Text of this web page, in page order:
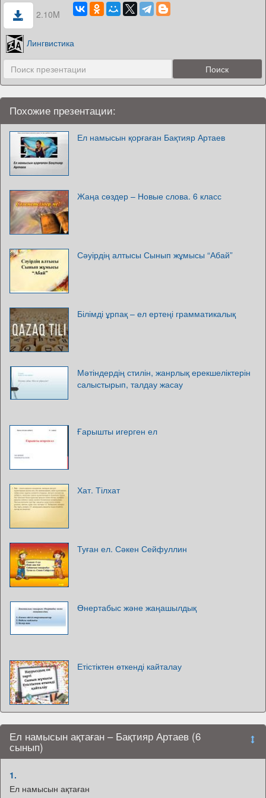
2.10M
Лингвистика
Похожие презентации:
Ел намысын қорғаған Бақтияр Артаев
Жаңа сөздер – Новые слова. 6 класс
Сәуірдің алтысы Сынып жұмысы “Абай”
Білімді ұрпақ – ел ертеңі грамматикалық
Мәтіндердің стилін, жанрлық ерекшеліктерін
салыстырып, талдау жасау
Ғарышты игерген ел
Хат. Тілхат
Туған ел. Сәкен Сейфуллин
Өнертабыс және жаңашылдық
Етістіктен өткенді кайталау
Ел намысын ақтаған – Бақтияр Артаев (6
сынып)
1.
Ел намысын ақтаған